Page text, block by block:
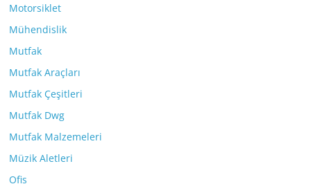
Motorsiklet
Mühendislik
Mutfak
Mutfak Araçları
Mutfak Çeşitleri
Mutfak Dwg
Mutfak Malzemeleri
Müzik Aletleri
Ofis